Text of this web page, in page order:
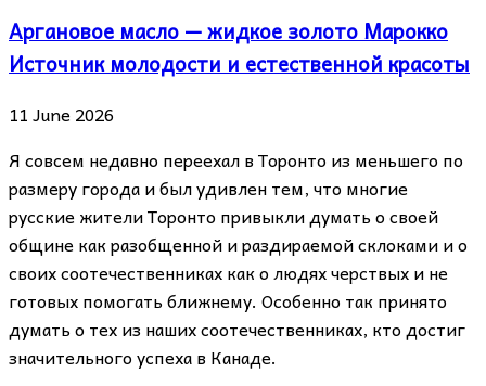
Аргановое масло — жидкое золото Марокко
Источник молодости и естественной красоты
11 June 2026
Я совсем недавно переехал в Торонто из меньшего по
размеру города и был удивлен тем, что многие
русские жители Торонто привыкли думать о своей
общине как разобщенной и раздираемой склоками и о
своих соотечественниках как о людях черствых и не
готовых помогать ближнему. Особенно так принято
думать о тех из наших соотечественниках, кто достиг
значительного успеха в Канаде.